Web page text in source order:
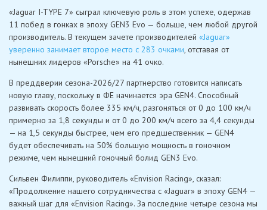
«Jaguar I-TYPE 7» сыграл ключевую роль в этом успехе, одержав
11 побед в гонках в эпоху GEN3 Evo — больше, чем любой другой
производитель. В текущем зачете производителей «Jaguar»
уверенно занимает второе место с 283 очками, отставая от
нынешних лидеров «Porsche» на 41 очко.
В преддверии сезона-2026/27 партнерство готовится написать
новую главу, поскольку в ФE начинается эра GEN4. Способный
развивать скорость более 335 км/ч, разгоняться от 0 до 100 км/ч
примерно за 1,8 секунды и от 0 до 200 км/ч всего за 4,4 секунды
— на 1,5 секунды быстрее, чем его предшественник — GEN4
будет обеспечивать на 50% большую мощность в гоночном
режиме, чем нынешний гоночный болид GEN3 Evo.
Сильвен Филиппи, руководитель «Envision Racing», сказал:
«Продолжение нашего сотрудничества с «Jaguar» в эпоху GEN4 —
важный шаг для «Envision Racing». За последние четыре сезона мы